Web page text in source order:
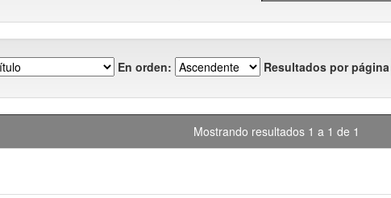
En orden: Resultados por página
Mostrando resultados 1 a 1 de 1